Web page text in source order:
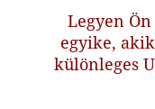
Legyen
egyike,
különleges